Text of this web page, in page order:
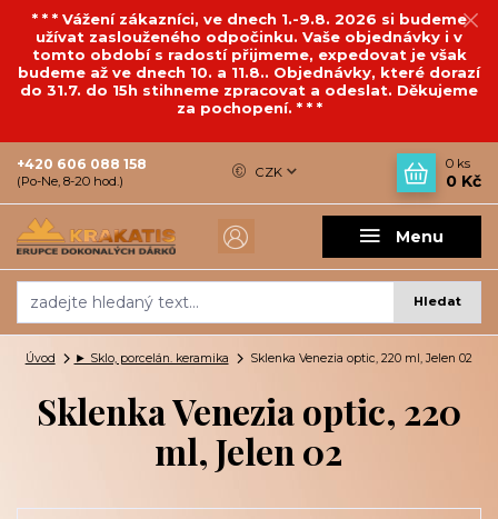
* * * Vážení zákazníci, ve dnech 1.-9.8. 2026 si budeme
užívat zaslouženého odpočinku. Vaše objednávky i v
tomto období s radostí přijmeme, expedovat je však
budeme až ve dnech 10. a 11.8.. Objednávky, které dorazí
do 31.7. do 15h stihneme zpracovat a odeslat. Děkujeme
za pochopení. * * *
Menu
CZK
Hledat
+420 606 088 158
(Po-Ne, 8-20 hod.)
0 ks
0 Kč
Úvod ► Sklo, porcelán. keramika Sklenka Venezia optic, 220 ml, Jelen 02
Sklenka Venezia optic, 220
ml, Jelen 02